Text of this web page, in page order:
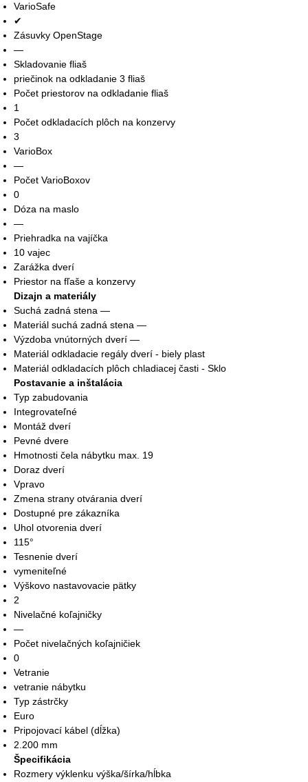
VarioSafe
✔
Zásuvky OpenStage
—
Skladovanie fliaš
priečinok na odkladanie 3 fliaš
Počet priestorov na odkladanie fliaš
1
Počet odkladacích plôch na konzervy
3
VarioBox
—
Počet VarioBoxov
0
Dóza na maslo
—
Priehradka na vajíčka
10 vajec
Zarážka dverí
Priestor na fľaše a konzervy
Dizajn a materiály
Suchá zadná stena —
Materiál suchá zadná stena —
Výzdoba vnútorných dverí —
Materiál odkladacie regály dverí - biely plast
Materiál odkladacích plôch chladiacej časti - Sklo
Postavanie a inštalácia
Typ zabudovania
Integrovateľné
Montáž dverí
Pevné dvere
Hmotnosti čela nábytku max. 19
Doraz dverí
Vpravo
Zmena strany otvárania dverí
Dostupné pre zákazníka
Uhol otvorenia dverí
115°
Tesnenie dverí
vymeniteľné
Výškovo nastavovacie pätky
2
Nivelačné koľajničky
—
Počet nivelačných koľajničiek
0
Vetranie
vetranie nábytku
Typ zástrčky
Euro
Pripojovací kábel (dĺžka)
2.200 mm
Špecifikácia
Rozmery výklenku výška/šírka/hĺbka